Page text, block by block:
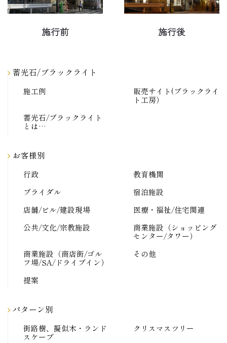
蓄光石/ブラックライト
施工例
販売サイト(ブラックライ
ト工房）
蓄光石/ブラックライト
とは…
お客様別
行政
教育機関
ブライダル
宿泊施設
店舗/ビル/建設現場
医療・福祉/住宅関連
公共/文化/宗教施設
商業施設（ショッピング
センター/タワー）
商業施設（商店街/ゴル
フ場/SA/ドライブイン）
その他
提案
パターン別
街路樹、擬似木・ランド
スケープ
クリスマスツリー
施行前 施行後